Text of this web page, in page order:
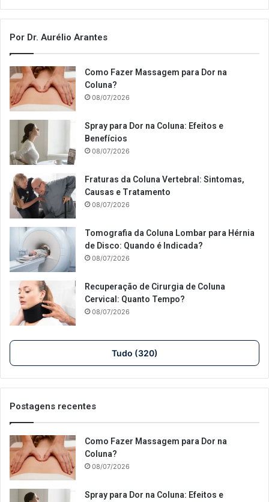
Por Dr. Aurélio Arantes
Como Fazer Massagem para Dor na
Coluna?
08/07/2026
Spray para Dor na Coluna: Efeitos e
Benefícios
08/07/2026
Fraturas da Coluna Vertebral: Sintomas,
Causas e Tratamento
08/07/2026
Tomografia da Coluna Lombar para Hérnia
de Disco: Quando é Indicada?
08/07/2026
Recuperação de Cirurgia de Coluna
Cervical: Quanto Tempo?
08/07/2026
Tudo (320)
Postagens recentes
Como Fazer Massagem para Dor na
Coluna?
08/07/2026
Spray para Dor na Coluna: Efeitos e